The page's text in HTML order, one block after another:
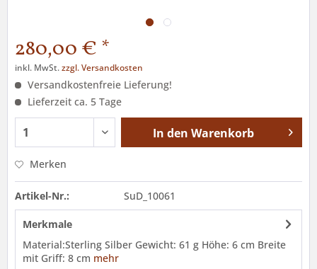
280,00 € *
inkl. MwSt.zzgl. Versandkosten
Versandkostenfreie Lieferung!
Lieferzeit ca. 5 Tage
In den Warenkorb
Merken
Artikel-Nr.: SuD_10061
Merkmale
Material:Sterling Silber Gewicht: 61 g Höhe: 6 cm Breite
mit Griff: 8 cm mehr